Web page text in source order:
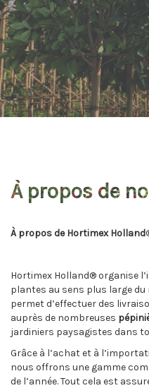
À propos de
À propos de Hortimex Holland
Hortimex Holland® organise
plantes au sens plus large
permet d’effectuer des
auprès de nombreuses
jardiniers paysagistes dans
Grâce à l’achat et à
nous offrons une gamme
de l’année. Tout cela est